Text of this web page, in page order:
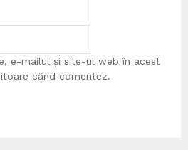
e-mailul și site-ul web în acest
când comentez.